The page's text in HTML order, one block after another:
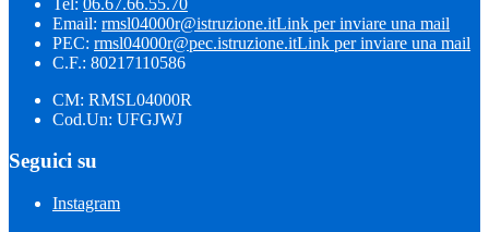
Email: rmsl04000r@istruzione.itLink per inviare una mail
PEC: rmsl04000r@pec.istruzione.itLink per inviare una mail
C.F.: 80217110586
CM: RMSL04000R
Cod.Un: UFGJWJ
Seguici su
Instagram